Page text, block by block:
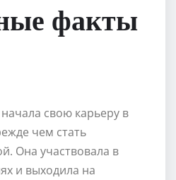
факты
свою карьеру в
чем стать
Она участвовала в
и выходила на